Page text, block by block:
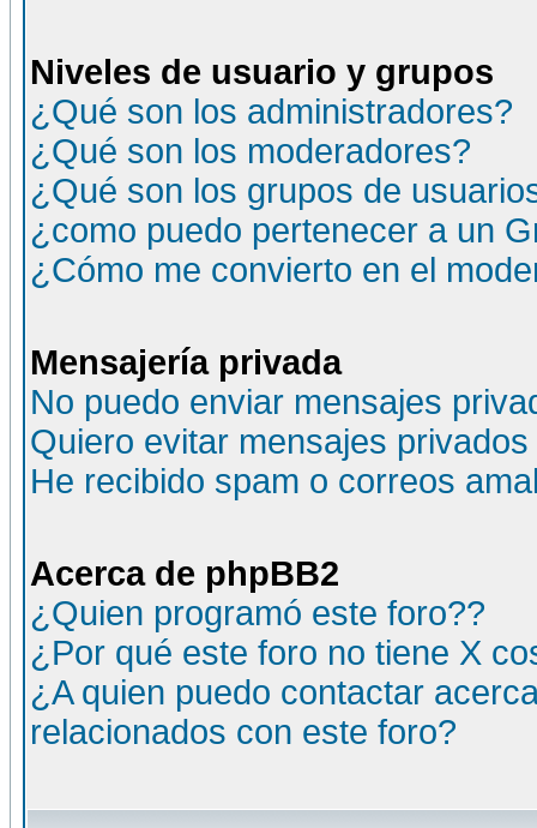
Niveles de usuario y grupos
¿Qué son los administradores?
¿Qué son los moderadores?
¿Qué son los grupos de
¿como puedo pertenecer a un
¿Cómo me convierto en el
Mensajería privada
No puedo enviar mensajes
Quiero evitar mensajes
He recibido spam o correos
Acerca de phpBB2
¿Quien programó este foro??
¿Por qué este foro no tiene X
¿A quien puedo contactar
relacionados con este foro?